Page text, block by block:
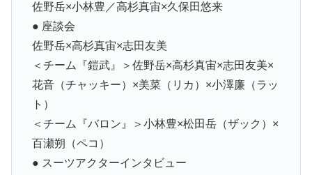
佐野岳×小林豊／高杉真宙×久保田悠来
● 座談会
佐野岳×高杉真宙×志田友美
＜チーム『鎧武』＞佐野岳×高杉真宙×志田友美×
花音（チャッキー）×美菜（リカ）×小澤廉（ラッ
ト）
＜チーム『バロン』＞小林豊×松田岳（ザック）×
百瀬朔（ペコ）
● スーツアクターインタビュー